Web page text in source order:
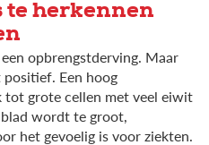
te herkennen
opbrengstderving. Maar
Een hoog
grote cellen met veel eiwit
wordt te groot,
het gevoelig is voor ziekten.